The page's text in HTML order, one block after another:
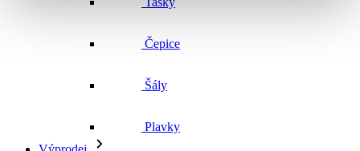
Vše v kategorii Výprodej